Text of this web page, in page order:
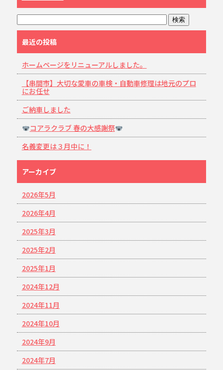
最近の投稿
ホームページをリニューアルしました。
【串間市】大切な愛車の車検・自動車修理は地元のプロ
にお任せ
ご納車しました
コアラクラブ 春の大感謝祭
名義変更は３月中に！
アーカイブ
2026年5月
2026年4月
2025年3月
2025年2月
2025年1月
2024年12月
2024年11月
2024年10月
2024年9月
2024年7月